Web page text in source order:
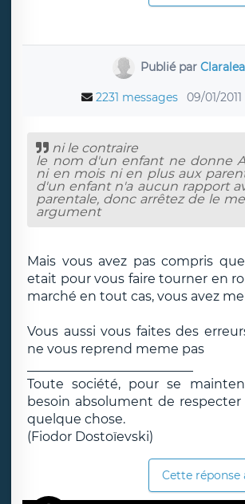
Publié parClaralea
2231 messages 09/01/2011
ni le contraire
le nom d'un enfant ne donne
ni en mois ni en plus aux
d'un enfant n'a aucun rapport
parentale, donc arrêtez de le
argument
Mais vous avez pas compris
etait pour vous faire tourner en
marché en tout cas, vous avez
Vous aussi vous faites des
ne vous reprend meme pas
Toute société, pour se
besoin absolument de
quelque chose.
(Fiodor Dostoïevski)
Cette réponse